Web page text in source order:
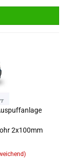
2x100mm